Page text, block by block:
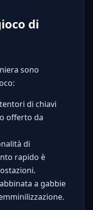
di
sono
di chiavi
offerto da
di
rapido è
a gabbie